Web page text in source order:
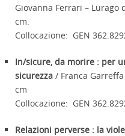
Giovanna Ferrari – Lurago
cm.
Collocazione: GEN
In/sicure, da morire : per
sicurezza / Franca Garreffa
cm
Collocazione: GEN
Relazioni perverse : la